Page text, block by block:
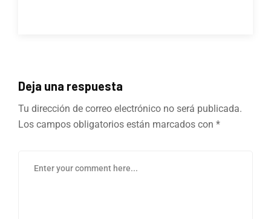
Deja una respuesta
Tu dirección de correo electrónico no será publicada.
Los campos obligatorios están marcados con *